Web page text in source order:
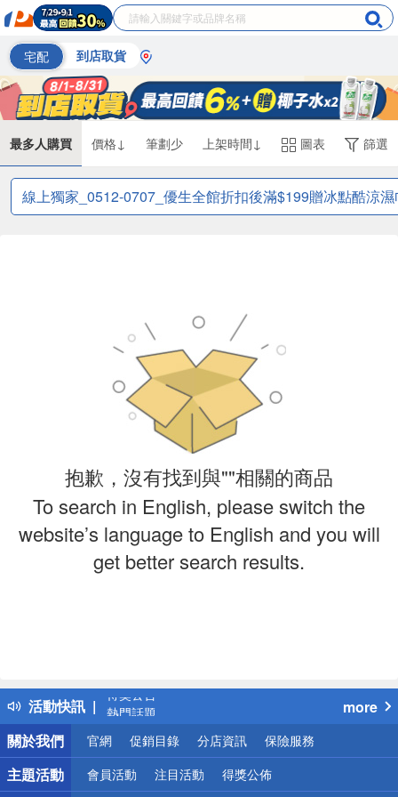
宅配 到店取貨
最多人購買 價格↓ 筆劃少 上架時間↓ 圖表 篩選
線上獨家_0512-0707_優生全館折扣後滿$199贈冰點酷涼
抱歉，沒有找到與""相關的商品
To search in English, please switch the
website’s language to English and you will
get better search results.
活動快訊
得獎公告
熱門話題
銀行優惠
偏遠地區配送
詐騙網頁！請小心！
more
關於我們
官網 促銷目錄 分店資訊 保險服務
主題活動 會員活動 注目活動 得獎公佈